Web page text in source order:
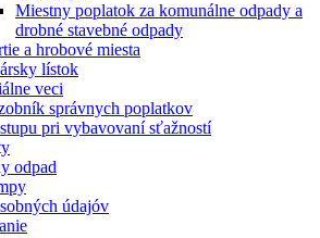
Miestny poplatok za komunálne odpady a
drobné stavebné odpady
a hrobové miesta
lístok
veci
správnych poplatkov
pri vybavovaní sťažností
odpad
údajóv